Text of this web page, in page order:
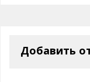
Добавить